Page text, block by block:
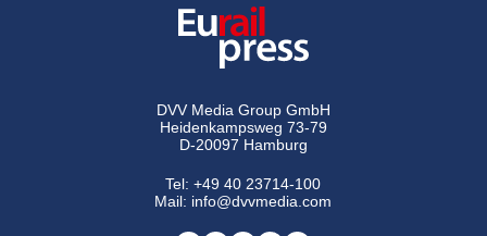
DVV Media Group GmbH
Heidenkampsweg 73-79
D-20097 Hamburg
Tel:+49 40 23714-100
Mail: info@dvvmedia.com